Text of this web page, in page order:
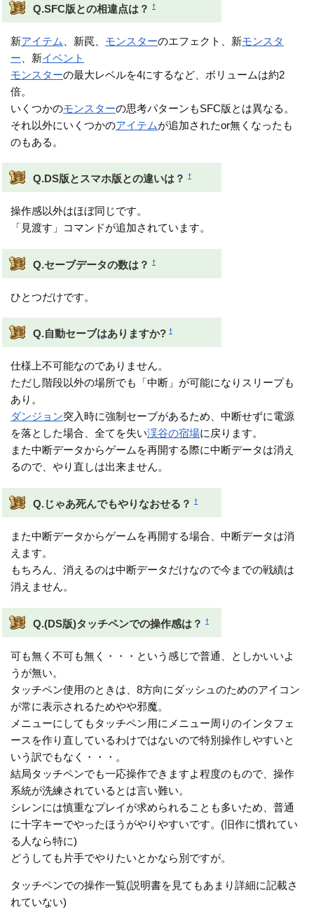
Q.SFC版との相違点は？ †
新アイテム 、新罠、 モンスターのエフェクト、新モンスタ
ー 、新イベント
モンスターの最大レベルを4にするなど、ボリュームは約2
倍。
いくつかのモンスターの思考パターンもSFC版とは異なる。
それ以外にいくつかのアイテムが追加されたor無くなったも
のもある。
Q.DS版とスマホ版との違いは？ †
操作感以外はほぼ同じです。
「見渡す」コマンドが追加されています。
Q.セーブデータの数は？ †
ひとつだけです。
Q.自動セーブはありますか? †
仕様上不可能なのでありません。
ただし階段以外の場所でも「中断」が可能になりスリープも
あり。
ダンジョン突入時に強制セーブがあるため、中断せずに電源
を落とした場合、全てを失い渓谷の宿場に戻ります。
また中断データからゲームを再開する際に中断データは消え
るので、やり直しは出来ません。
Q.じゃあ死んでもやりなおせる？ †
また中断データからゲームを再開する場合、中断データは消
えます。
もちろん、消えるのは中断データだけなので今までの戦績は
消えません。
Q.(DS版)タッチペンでの操作感は？ †
可も無く不可も無く・・・という感じで普通、としかいいよ
うが無い。
タッチペン使用のときは、8方向にダッシュのためのアイコン
が常に表示されるためやや邪魔。
メニューにしてもタッチペン用にメニュー周りのインタフェ
ースを作り直しているわけではないので特別操作しやすいと
いう訳でもなく・・・。
結局タッチペンでも一応操作できますよ程度のもので、操作
系統が洗練されているとは言い難い。
シレンには慎重なプレイが求められることも多いため、普通
に十字キーでやったほうがやりやすいです。(旧作に慣れてい
る人なら特に)
どうしても片手でやりたいとかなら別ですが。
タッチペンでの操作一覧(説明書を見てもあまり詳細に記載さ
れていない)